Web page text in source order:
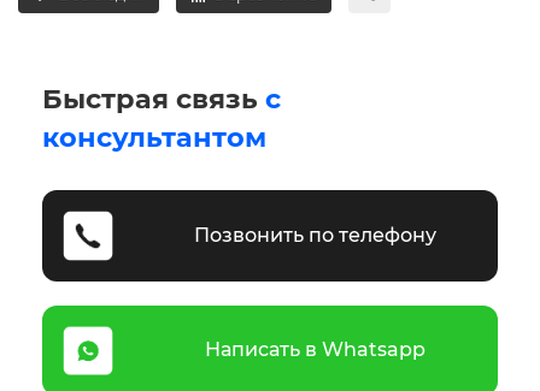
Быстрая связь с
консультантом
Позвонить по телефону
Написать в Whatsapp